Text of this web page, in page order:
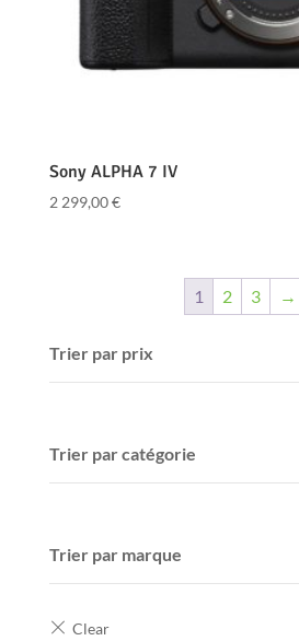
Sony ALPHA 7 IV
2 299,00€
1 2 3 →
Trier par prix
Trier par catégorie
Trier par marque